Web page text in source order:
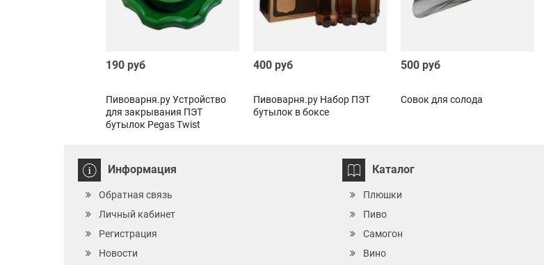
190 руб
Пивоварня.ру Устройство
для закрывания ПЭТ
бутылок Pegas Twist
400 руб
Пивоварня.ру Набор ПЭТ
бутылок в боксе
500 руб
Совок для солода
Информация
Обратная связь
Личный кабинет
Регистрация
Новости
Каталог
Плюшки
Пиво
Самогон
Вино